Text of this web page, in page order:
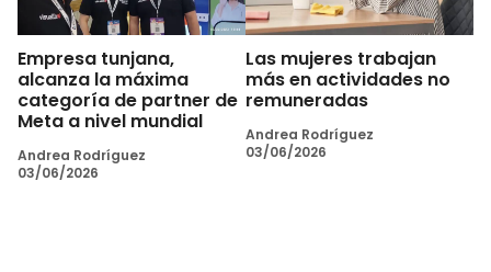
Empresa tunjana,
alcanza la máxima
categoría de partner de
Meta a nivel mundial
Andrea Rodríguez
03/06/2026
Las mujeres trabajan
más en actividades no
remuneradas
Andrea Rodríguez
03/06/2026